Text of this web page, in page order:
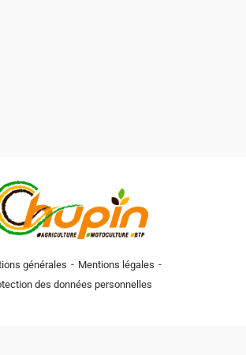
générales - Mentions légales -
des données personnelles